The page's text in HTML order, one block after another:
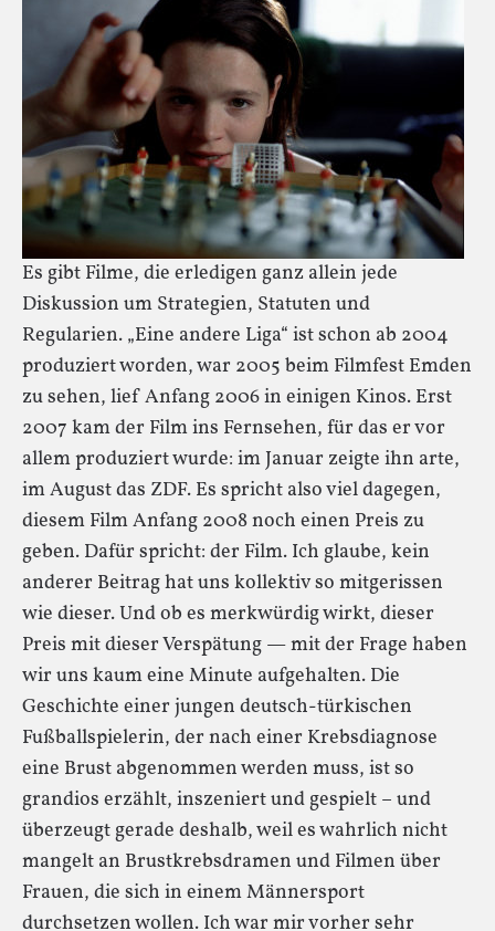
Es gibt Filme, die erledigen ganz allein jede
Diskussion um Strategien, Statuten und
Regularien. „Eine andere Liga“ ist schon ab 2004
produziert worden, war 2005 beim Filmfest Emden
zu sehen, lief Anfang 2006 in einigen Kinos. Erst
2007 kam der Film ins Fernsehen, für das er vor
allem produziert wurde: im Januar zeigte ihn arte,
im August das ZDF. Es spricht also viel dagegen,
diesem Film Anfang 2008 noch einen Preis zu
geben. Dafür spricht: der Film. Ich glaube, kein
anderer Beitrag hat uns kollektiv so mitgerissen
wie dieser. Und ob es merkwürdig wirkt, dieser
Preis mit dieser Verspätung — mit der Frage haben
wir uns kaum eine Minute aufgehalten. Die
Geschichte einer jungen deutsch-türkischen
Fußballspielerin, der nach einer Krebsdiagnose
eine Brust abgenommen werden muss, ist so
grandios erzählt, inszeniert und gespielt – und
überzeugt gerade deshalb, weil es wahrlich nicht
mangelt an Brustkrebsdramen und Filmen über
Frauen, die sich in einem Männersport
durchsetzen wollen. Ich war mir vorher sehr